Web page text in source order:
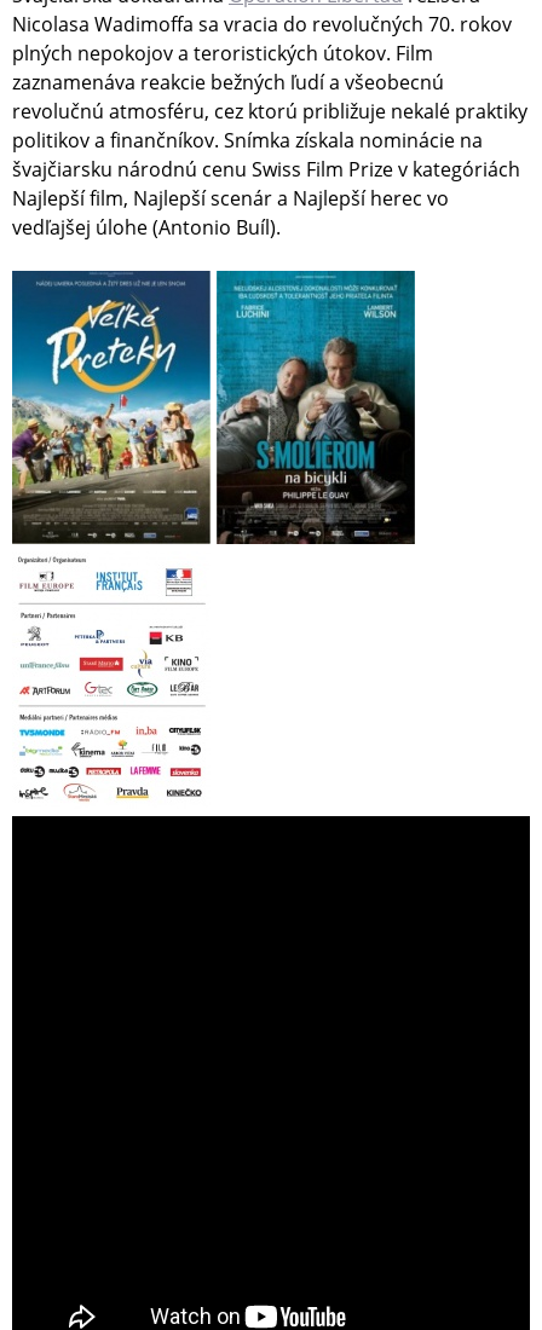
Nicolasa Wadimoffa sa vracia do revolučných 70. rokov
plných nepokojov a teroristických útokov. Film
zaznamenáva reakcie bežných ľudí a všeobecnú
revolučnú atmosféru, cez ktorú približuje nekalé praktiky
politikov a finančníkov. Snímka získala nominácie na
švajčiarsku národnú cenu Swiss Film Prize v kategóriách
Najlepší film, Najlepší scenár a Najlepší herec vo
vedľajšej úlohe (Antonio Buíl).